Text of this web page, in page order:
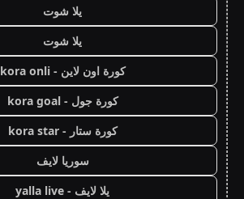
يلا شوت
يلا شوت
كورة اون لاين - kora onli
كورة جول - kora goal
كورة ستار - kora star
سوريا لايف
يلا لايف - yalla live